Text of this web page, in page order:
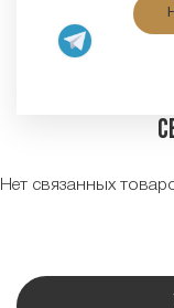
Нет связанных